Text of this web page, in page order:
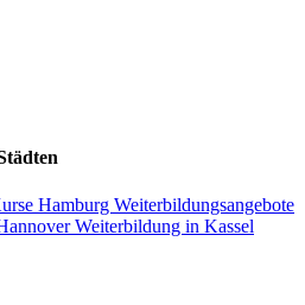
Hamburg Weiterbildungsangebote
Weiterbildung in Kassel